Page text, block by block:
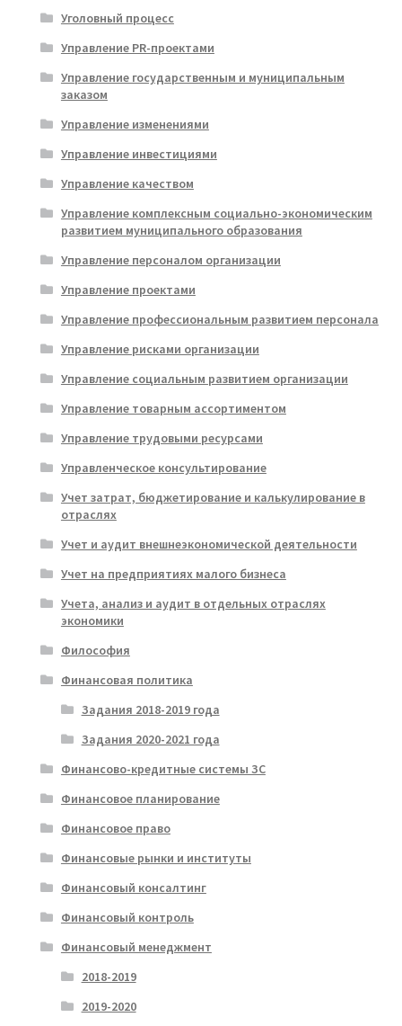
Уголовный процесс
Управление PR-проектами
Управление государственным и муниципальным
заказом
Управление изменениями
Управление инвестициями
Управление качеством
Управление комплексным социально-экономическим
развитием муниципального образования
Управление персоналом организации
Управление проектами
Управление профессиональным развитием персонала
Управление рисками организации
Управление социальным развитием организации
Управление товарным ассортиментом
Управление трудовыми ресурсами
Управленческое консультирование
Учет затрат, бюджетирование и калькулирование в
отраслях
Учет и аудит внешнеэкономической деятельности
Учет на предприятиях малого бизнеса
Учета, анализ и аудит в отдельных отраслях
экономики
Философия
Финансовая политика
Задания 2018-2019 года
Задания 2020-2021 года
Финансово-кредитные системы ЗС
Финансовое планирование
Финансовое право
Финансовые рынки и институты
Финансовый консалтинг
Финансовый контроль
Финансовый менеджмент
2018-2019
2019-2020